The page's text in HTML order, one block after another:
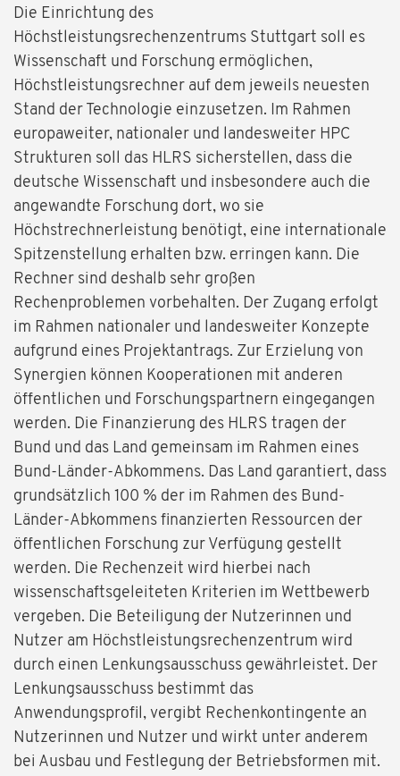
Die Einrichtung des
Höchstleistungsrechenzentrums Stuttgart soll es
Wissenschaft und Forschung ermöglichen,
Höchstleistungsrechner auf dem jeweils neuesten
Stand der Technologie einzusetzen. Im Rahmen
europaweiter, nationaler und landesweiter HPC
Strukturen soll das HLRS sicherstellen, dass die
deutsche Wissenschaft und insbesondere auch die
angewandte Forschung dort, wo sie
Höchstrechnerleistung benötigt, eine internationale
Spitzenstellung erhalten bzw. erringen kann. Die
Rechner sind deshalb sehr großen
Rechenproblemen vorbehalten. Der Zugang erfolgt
im Rahmen nationaler und landesweiter Konzepte
aufgrund eines Projektantrags. Zur Erzielung von
Synergien können Kooperationen mit anderen
öffentlichen und Forschungspartnern eingegangen
werden. Die Finanzierung des HLRS tragen der
Bund und das Land gemeinsam im Rahmen eines
Bund-Länder-Abkommens. Das Land garantiert, dass
grundsätzlich 100 % der im Rahmen des Bund-
Länder-Abkommens finanzierten Ressourcen der
öffentlichen Forschung zur Verfügung gestellt
werden. Die Rechenzeit wird hierbei nach
wissenschaftsgeleiteten Kriterien im Wettbewerb
vergeben. Die Beteiligung der Nutzerinnen und
Nutzer am Höchstleistungsrechenzentrum wird
durch einen Lenkungsausschuss gewährleistet. Der
Lenkungsausschuss bestimmt das
Anwendungsprofil, vergibt Rechenkontingente an
Nutzerinnen und Nutzer und wirkt unter anderem
bei Ausbau und Festlegung der Betriebsformen mit.